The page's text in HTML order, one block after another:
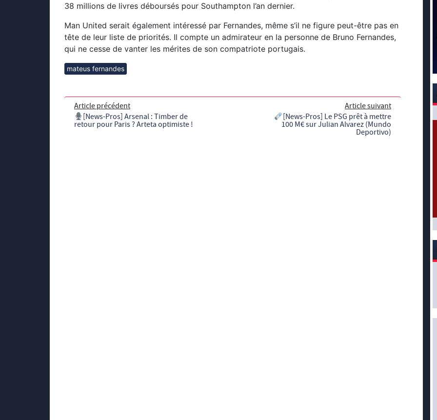
38 millions de livres déboursés pour Southampton l’an dernier.
Man United serait également intéressé par Fernandes, même s’il ne figure peut-être pas en
tête de leur liste de priorités. Il compte un admirateur en la personne de Bruno Fernandes,
qui ne cesse de vanter les mérites de son compatriote portugais.
mateus fernandes
Article précédent
[News-Pros] Arsenal : Timber de
retour pour Paris ? Arteta optimiste !
Article suivant
[News-Pros] Le PSG prêt à mettre
100 M€ sur Julian Alvarez (Mundo
Deportivo)